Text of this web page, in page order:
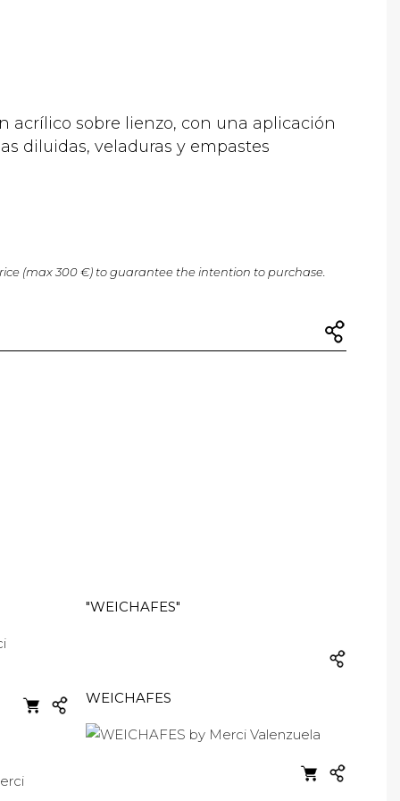
acrílico sobre lienzo, con una aplicación
diluidas, veladuras y empastes
(max 300 €) to guarantee the intention to purchase.
"WEICHAFES"
WEICHAFES